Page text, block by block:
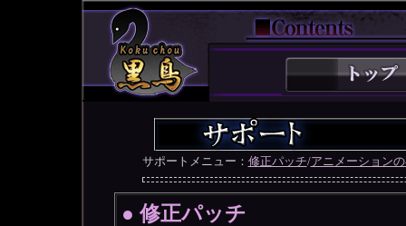
サポートメニュー： 修正パッチ/アニメーション
● 修正パッチ